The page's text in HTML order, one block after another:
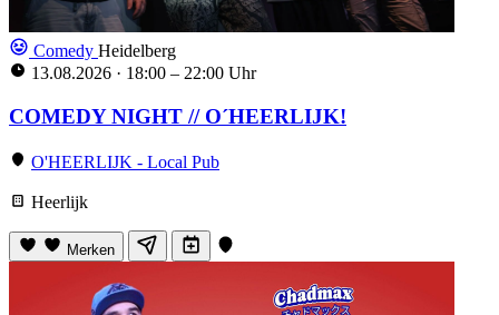
Comedy Heidelberg
13.08.2026 · 18:00 – 22:00 Uhr
COMEDY NIGHT // O´HEERLIJK!
O'HEERLIJK - Local Pub
Heerlijk
Merken